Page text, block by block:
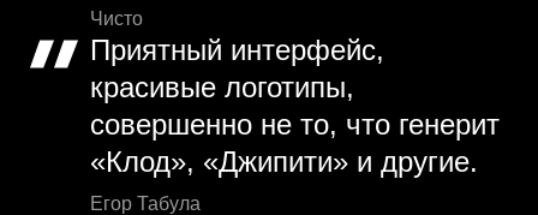
Чисто
Приятный интерфейс,
красивые логотипы,
совершенно не то, что генерит
«Клод», «Джипити» и другие.
Егор Табула